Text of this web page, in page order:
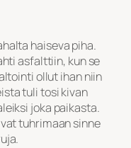
haiseva piha.
asfalttiin, kun se
ollut ihan niin
tuli tosi kivan
joka paikasta.
tuhrimaan sinne